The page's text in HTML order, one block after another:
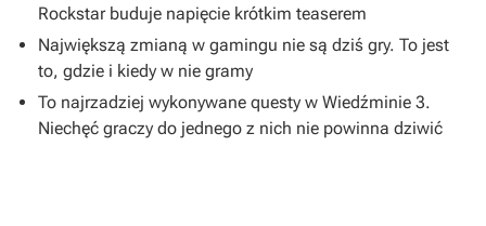
Rockstar buduje napięcie krótkim teaserem
Największą zmianą w gamingu nie są dziś gry. To jest
to, gdzie i kiedy w nie gramy
To najrzadziej wykonywane questy w Wiedźminie 3.
Niechęć graczy do jednego z nich nie powinna dziwić